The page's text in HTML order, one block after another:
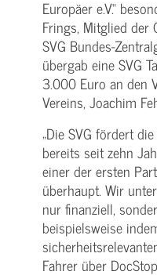
Europäer e.V.“
Frings, Mitglied der
SVG Bundes-
übergab eine SVG
3.000 Euro an den
Vereins, Joachim
„Die SVG fördert
bereits seit zehn
einer der ersten
überhaupt. Wir
nur finanziell,
beispielsweise
Fahrer über